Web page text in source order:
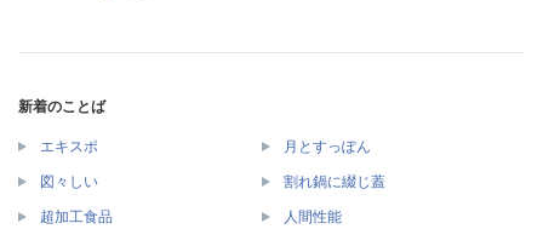
新着のことば
エキスポ 月とすっぽん
図々しい 割れ鍋に綴じ蓋
超加工食品 人間性能